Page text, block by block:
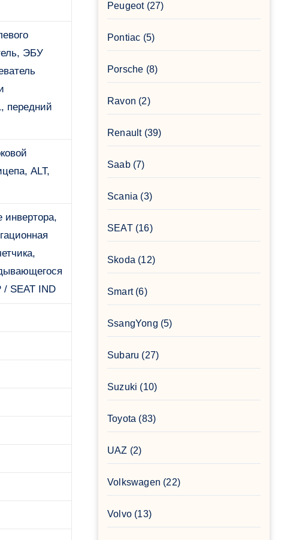
ЭБУ
передний
ALT,
инвертора,
/ SEAT IND
Peugeot(27)
Pontiac (5)
Porsche (8)
Ravon (2)
Renault(39)
Saab(7)
Scania (3)
SEAT(16)
Skoda (12)
Smart(6)
SsangYong (5)
Subaru (27)
Suzuki (10)
Toyota (83)
UAZ (2)
Volkswagen (22)
Volvo (13)